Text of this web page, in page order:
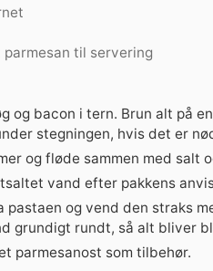
parmesan til servering
og bacon i tern. Brun alt på
stegningen, hvis det er
og fløde sammen med salt
vand efter pakkens
pastaen og vend den straks
grundigt rundt, så alt bliver
parmesanost som tilbehør.